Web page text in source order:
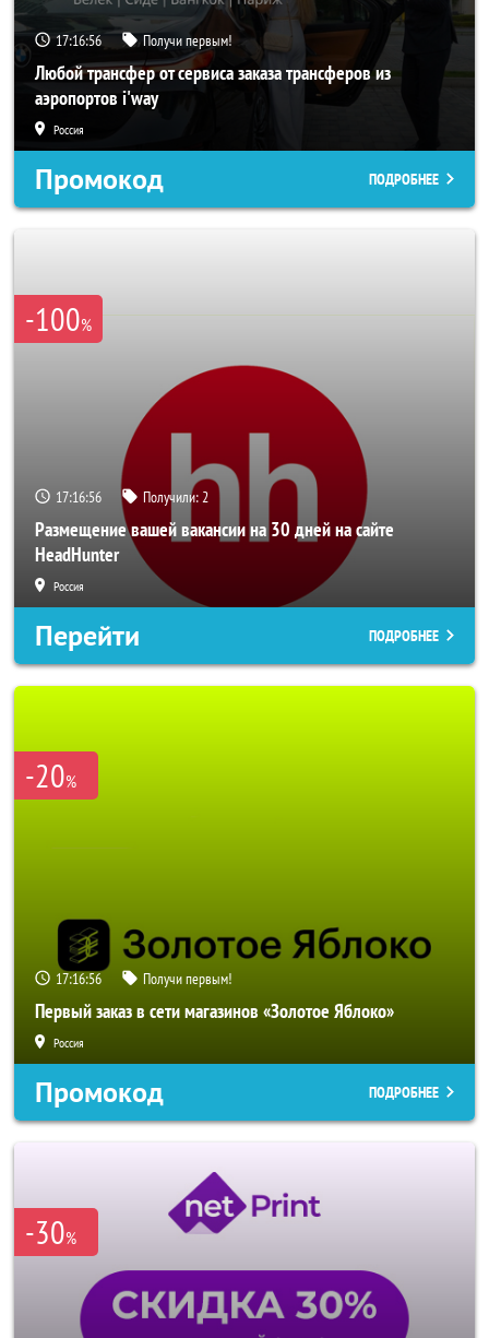
17:16:55 Получи первым!
Любой трансфер от сервиса заказа трансферов из
аэропортов i'way
Россия
Промокод ПОДРОБНЕЕ
-100%
17:16:55 Получили:2
Размещение вашей вакансии на 30 дней на сайте
HeadHunter
Россия
Перейти ПОДРОБНЕЕ
-20%
17:16:55 Получи первым!
Первый заказ в сети магазинов «Золотое Яблоко»
Россия
Промокод ПОДРОБНЕЕ
-30%